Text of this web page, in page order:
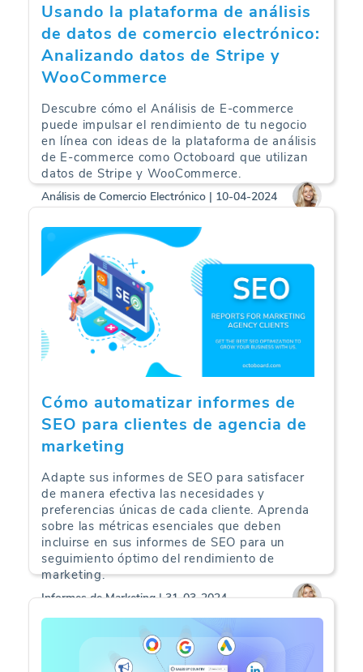
Usando la plataforma de análisis
de datos de comercio electrónico:
Analizando datos de Stripe y
WooCommerce
Descubre cómo el Análisis de E-commerce
puede impulsar el rendimiento de tu negocio
en línea con ideas de la plataforma de análisis
de E-commerce como Octoboard que utilizan
datos de Stripe y WooCommerce.
Análisis de Comercio Electrónico | 10-04-2024
Cómo automatizar informes de
SEO para clientes de agencia de
marketing
Adapte sus informes de SEO para satisfacer
de manera efectiva las necesidades y
preferencias únicas de cada cliente. Aprenda
sobre las métricas esenciales que deben
incluirse en sus informes de SEO para un
seguimiento óptimo del rendimiento de
marketing.
Informes de Marketing | 31-03-2024